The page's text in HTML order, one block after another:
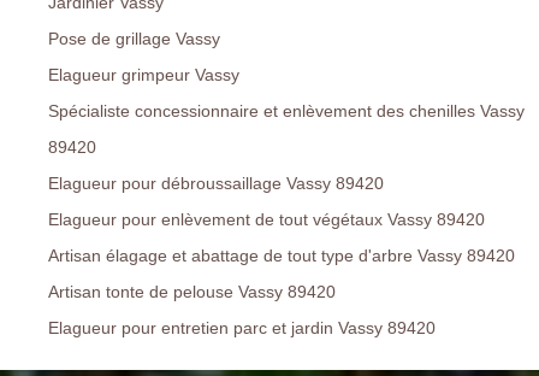
Pose de grillage Vassy
Elagueur grimpeur Vassy
Spécialiste concessionnaire et enlèvement des chenilles Vassy
89420
Elagueur pour débroussaillage Vassy 89420
Elagueur pour enlèvement de tout végétaux Vassy 89420
Artisan élagage et abattage de tout type d'arbre Vassy 89420
Artisan tonte de pelouse Vassy 89420
Elagueur pour entretien parc et jardin Vassy 89420